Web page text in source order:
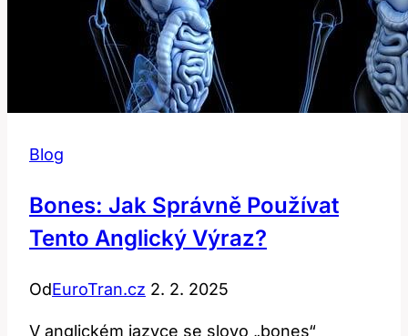
Blog
Bones: Jak Správně Používat
Tento Anglický Výraz?
OdEuroTran.cz 2. 2. 2025
V anglickém jazyce se slovo „bones“